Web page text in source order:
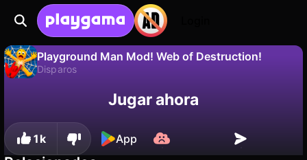
Playground Man Mod! Web of Destruction!
Disparos
¡Guarda el progreso!Jugar ahora
1k App